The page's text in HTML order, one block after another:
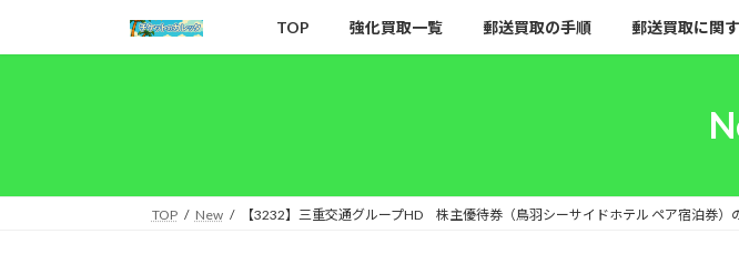
キ
に
TOP 強化買取一覧 郵送買取の手順 郵送買取に関
TOP New 【3232】三重交通グループHD 株主優待券（鳥羽シーサイドホテル ペア宿泊券）